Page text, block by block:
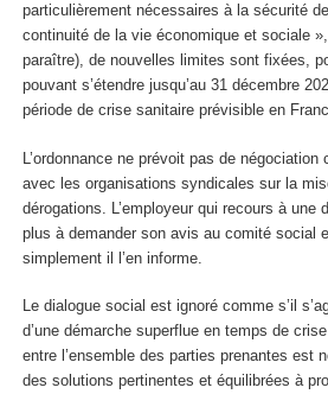
particulièrement nécessaires à la sécurité
continuité de la vie économique et sociale
paraître), de nouvelles limites sont fixées,
pouvant s’étendre jusqu’au 31 décembre
période de crise sanitaire prévisible en
L’ordonnance ne prévoit pas de négociation
avec les organisations syndicales sur la
dérogations. L’employeur qui recours à une
plus à demander son avis au comité social
simplement il l’en informe.
Le dialogue social est ignoré comme s’il
d’une démarche superflue en temps de
entre l’ensemble des parties prenantes est
des solutions pertinentes et équilibrées à